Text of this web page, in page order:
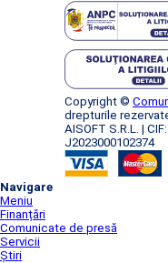
Copyright ©
drepturile
AISOFT S.R.L. |
J2023000102374
Navigare
Meniu
Finanțări
Comunicate de presă
Servicii
Știri